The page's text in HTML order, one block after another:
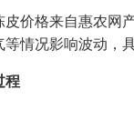
皮价格来自惠农网
等情况影响波动，
程